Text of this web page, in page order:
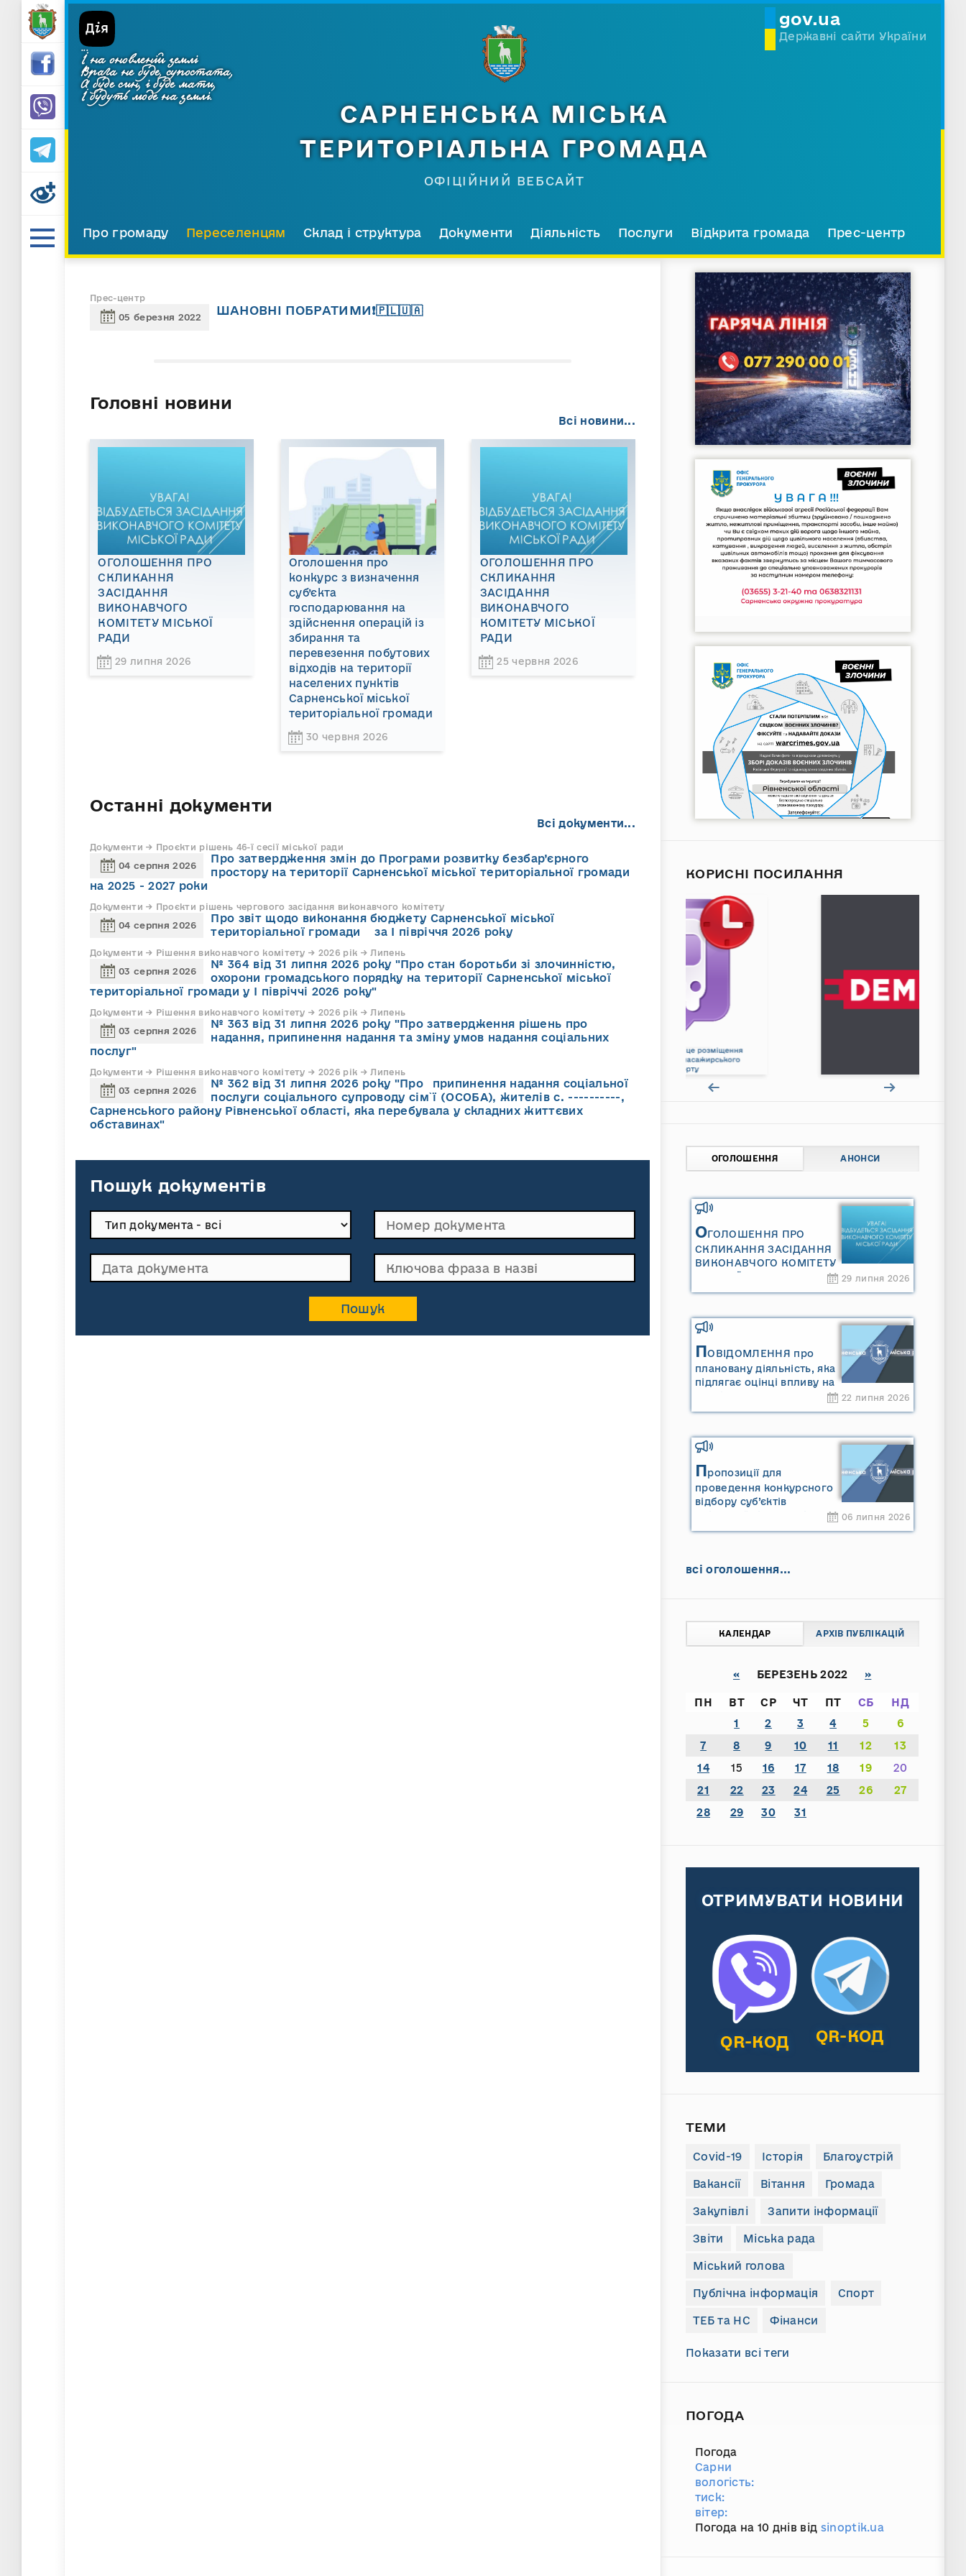
gov.ua
Державні сайти України
...
І на оновленій землі
Врага не буде, супостата,
А буде син, і буде мати,
І будуть люде на землі.
САРНЕНСЬКА МІСЬКА
ТЕРИТОРІАЛЬНА ГРОМАДА
ОФІЦІЙНИЙ ВЕБСАЙТ
Про громаду Переселенцям Склад і структура Документи Діяльність Послуги Відкрита громада Прес-центр
Прес-центр
05 березня 2022 ШАНОВНІ ПОБРАТИМИ❗️🇵🇱🇺🇦
Головні новини
Всі новини...
ОГОЛОШЕННЯ ПРО
СКЛИКАННЯ
ЗАСІДАННЯ
ВИКОНАВЧОГО
КОМІТЕТУ МІСЬКОЇ
РАДИ
29 липня 2026
Оголошення про
конкурс з визначення
суб’єкта
господарювання на
здійснення операцій із
збирання та
перевезення побутових
відходів на території
населених пунктів
Сарненської міської
територіальної громади
30 червня 2026
ОГОЛОШЕННЯ ПРО
СКЛИКАННЯ
ЗАСІДАННЯ
ВИКОНАВЧОГО
КОМІТЕТУ МІСЬКОЇ
РАДИ
25 червня 2026
Останні документи
Всі документи...
Документи → Проєкти рішень 46-ї сесії міської ради
04 серпня 2026
Про затвердження змін до Програми розвитку безбар’єрного
простору на території Сарненської міської територіальної громади
на 2025 - 2027 роки
Документи → Проєкти рішень чергового засідання виконавчого комітету
04 серпня 2026
Про звіт щодо виконання бюджету Сарненської міської
територіальної громади за І півріччя 2026 року
Документи → Рішення виконавчого комітету → 2026 рік → Липень
03 серпня 2026
№ 364 від 31 липня 2026 року "Про стан боротьби зі злочинністю,
охорони громадського порядку на території Сарненської міської
територіальної громади у І півріччі 2026 року"
Документи → Рішення виконавчого комітету → 2026 рік → Липень
03 серпня 2026
№ 363 від 31 липня 2026 року "Про затвердження рішень про
надання, припинення надання та зміну умов надання соціальних
послуг"
Документи → Рішення виконавчого комітету → 2026 рік → Липень
03 серпня 2026
№ 362 від 31 липня 2026 року "Про припинення надання соціальної
послуги соціального супроводу cім`ї (ОСОБА), жителів с. ----------,
Сарненського району Рівненської області, яка перебувала у складних життєвих
обставинах"
Пошук документів
КОРИСНІ ПОСИЛАННЯ
ОГОЛОШЕННЯ АНОНСИ
ОГОЛОШЕННЯ ПРО
СКЛИКАННЯ ЗАСІДАННЯ
ВИКОНАВЧОГО КОМІТЕТУ
МІСЬКОЇ РАДИ
29 липня 2026
ПОВІДОМЛЕННЯ про
плановану діяльність, яка
підлягає оцінці впливу на
довкілля ТОВАРИСТВО З
ОБМЕЖЕНОЮ
"САРНИ ОІЛ"
22 липня 2026
Пропозиції для
проведення конкурсного
відбору суб’єктів
06 липня 2026
всі оголошення...
КАЛЕНДАР АРХІВ ПУБЛІКАЦІЙ
« БЕРЕЗЕНЬ 2022 »
ПН ВТ СР ЧТ ПТ СБ
НД
1
2 3 4 5
6
7
8 9 10 11 12
13
14
15 16 17 18 19
20
21
22 23 24 25 26
27
28
29 30 31
ОТРИМУВАТИ НОВИНИ
QR-КОД QR-КОД
ТЕМИ
Covid-19 Історія Благоустрій
Вакансії Вітання Громада
Закупівлі Запити інформації
Звіти Міська рада
Міський голова
Публічна інформація Спорт
ТЕБ та НС Фінанси
Показати всі теги
ПОГОДА
Погода
Сарни
вологість:
тиск:
вітер:
Погода на 10 днів від sinoptik.ua